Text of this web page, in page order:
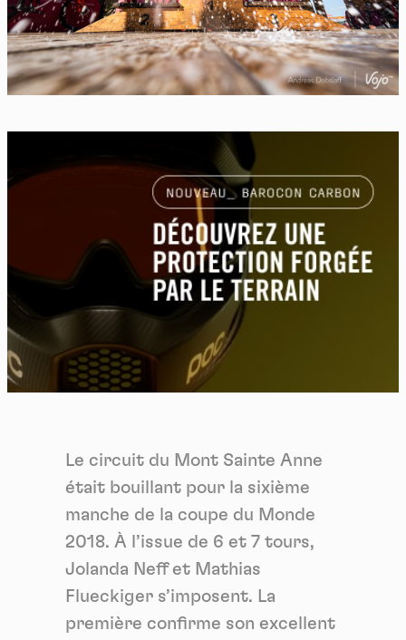
Le circuit du Mont Sainte Anne
était bouillant pour la sixième
manche de la coupe du Monde
2018. À l’issue de 6 et 7 tours,
Jolanda Neff et Mathias
Flueckiger s’imposent. La
première confirme son excellent